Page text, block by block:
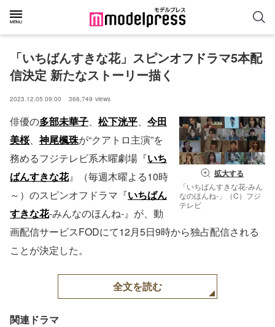
「いちばんすきな花」スピンオフドラマ5本配
信決定 新たなストーリー描く
2023.12.05 09:00 366,749 views
拡大する
「いちばんすきな花-みん
なのほんね-」（C）フジ
テレビ
俳優の多部未華子、 松下洸平、 今田
美桜、神尾楓珠が“クアトロ主演”を
務めるフジテレビ系木曜劇場『いち
ばんすきな花』（毎週木曜よる10時
～）のスピンオフドラマ『いちばん
すきな花-みんなのほんね-』が、動
画配信サービスFODにて12月5日9時から独占配信される
ことが決定した。
全文を読む
関連ドラマ